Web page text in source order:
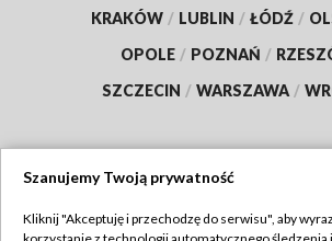
KRAKÓW / LUBLIN / ŁÓDŹ /
OPOLE / POZNAŃ /
SZCZECIN / WARSZAWA /
Szanujemy Twoją prywatność
Kliknij "Akceptuję i przechodzę do serwisu", aby